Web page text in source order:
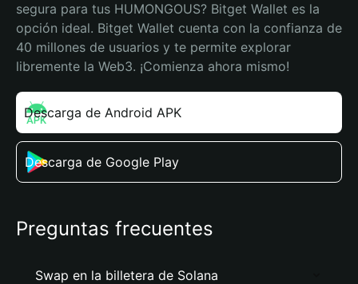
segura para tus HUMONGOUS? Bitget Wallet es la
opción ideal. Bitget Wallet cuenta con la confianza de
40 millones de usuarios y te permite explorar
libremente la Web3. ¡Comienza ahora mismo!
Descarga de Android APK
Descarga de Google Play
Preguntas frecuentes
Swap en la billetera de Solana